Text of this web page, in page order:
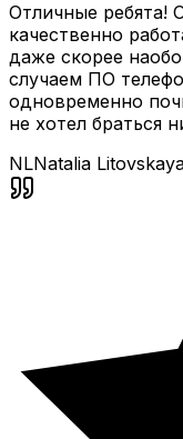
Отличные ребята!
качественно
даже скорее
случаем ПО
одновременно
не хотел браться
NLNatalia